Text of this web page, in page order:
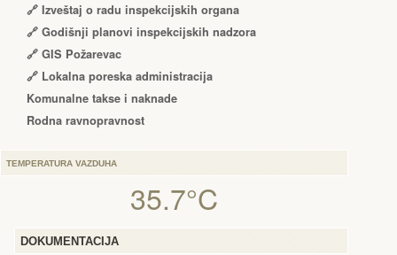
🔗 Izveštaj o radu inspekcijskih organa
🔗 Godišnji planovi inspekcijskih nadzora
🔗 GIS Požarevac
🔗 Lokalna poreska administracija
Komunalne takse i naknade
Rodna ravnopravnost
TEMPERATURA VAZDUHA
35.7°C
DOKUMENTACIJA